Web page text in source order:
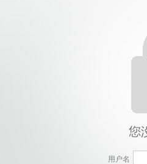
用户名